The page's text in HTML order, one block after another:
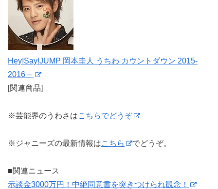
Hey!Say!JUMP 岡本圭人 うちわ カウントダウン 2015-
2016 –
[関連商品]
※芸能界のうわさはこちらでどうぞ
※ジャニーズの最新情報はこちら でどうぞ。
■関連ニュース
示談金3000万円！中絶同意書を突きつけられ観念！